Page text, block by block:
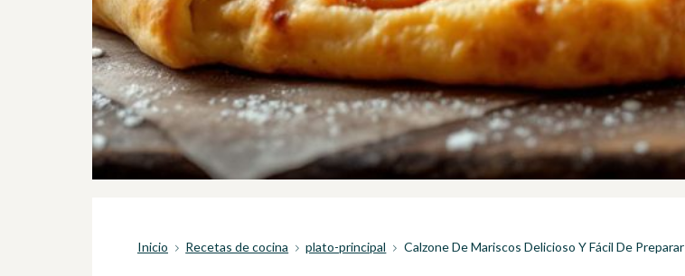
Inicio Recetas de cocina plato-principal Calzone De Mariscos Delicioso Y Fácil De Preparar